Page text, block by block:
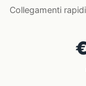
Collegamenti